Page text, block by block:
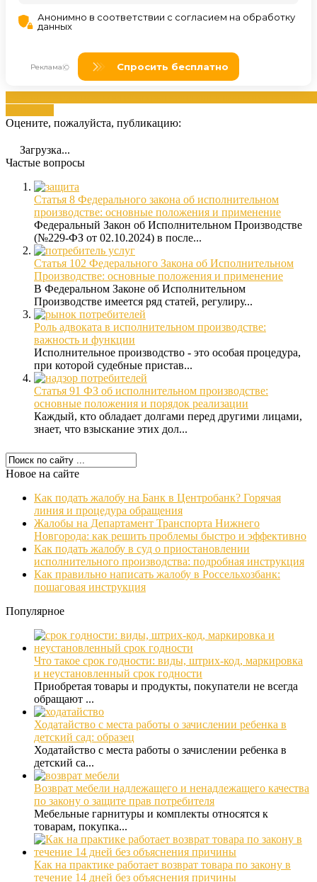
Оцените, пожалуйста, публикацию:
Загрузка...
Частые вопросы
Статья 8 Федерального закона об исполнительном
производстве: основные положения и применение
Федеральный Закон об Исполнительном Производстве
(№229-ФЗ от 02.10.2024) в после...
Статья 102 Федерального Закона об Исполнительном
Производстве: основные положения и применение
В Федеральном Законе об Исполнительном
Производстве имеется ряд статей, регулиру...
Роль адвоката в исполнительном производстве:
важность и функции
Исполнительное производство - это особая процедура,
при которой судебные пристав...
Статья 91 ФЗ об исполнительном производстве:
основные положения и порядок реализации
Каждый, кто обладает долгами перед другими лицами,
знает, что взыскание этих дол...
Новое на сайте
Как подать жалобу на Банк в Центробанк? Горячая
линия и процедура обращения
Жалобы на Департамент Транспорта Нижнего
Новгорода: как решить проблемы быстро и эффективно
Как подать жалобу в суд о приостановлении
исполнительного производства: подробная инструкция
Как правильно написать жалобу в Россельхозбанк:
пошаговая инструкция
Популярное
Что такое срок годности: виды, штрих-код, маркировка
и неустановленный срок годности
Приобретая товары и продукты, покупатели не всегда
обращают ...
Ходатайство с места работы о зачислении ребенка в
детский сад: образец
Ходатайство с места работы о зачислении ребенка в
детский са...
Возврат мебели надлежащего и ненадлежащего качества
по закону о защите прав потребителя
Мебельные гарнитуры и комплекты относятся к
товарам, покупка...
Как на практике работает возврат товара по закону в
течение 14 дней без объяснения причины